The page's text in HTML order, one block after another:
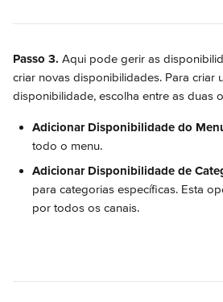
Passo 3. Aqui pode gerir as
criar novas disponibilidades. Para criar
disponibilidade, escolha entre as duas
Adicionar Disponibilidade do
todo o menu.
Adicionar Disponibilidade de
para categorias específicas. Esta
por todos os canais.